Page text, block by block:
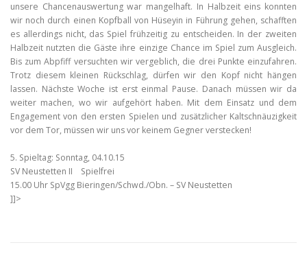
unsere Chancenauswertung war mangelhaft. In Halbzeit eins konnten
wir noch durch einen Kopfball von Hüseyin in Führung gehen, schafften
es allerdings nicht, das Spiel frühzeitig zu entscheiden. In der zweiten
Halbzeit nutzten die Gäste ihre einzige Chance im Spiel zum Ausgleich.
Bis zum Abpfiff versuchten wir vergeblich, die drei Punkte einzufahren.
Trotz diesem kleinen Rückschlag, dürfen wir den Kopf nicht hängen
lassen. Nächste Woche ist erst einmal Pause. Danach müssen wir da
weiter machen, wo wir aufgehört haben. Mit dem Einsatz und dem
Engagement von den ersten Spielen und zusätzlicher Kaltschnäuzigkeit
vor dem Tor, müssen wir uns vor keinem Gegner verstecken!
5. Spieltag: Sonntag, 04.10.15
SV Neustetten II Spielfrei
15.00 Uhr SpVgg Bieringen/Schwd./Obn. – SV Neustetten
]]>